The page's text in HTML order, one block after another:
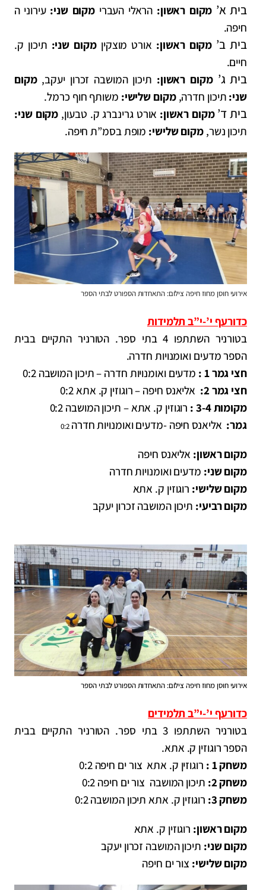
בית א’ מקום ראשון: הראלי העברי מקום שני: עירוני ה
חיפה.
בית ב’ מקום ראשון: אורט מוצקיןמקום שני: תיכון ק.
חיים.
בית ג’מקום ראשון: תיכון המושבה זכרון יעקב,מקום
שני: תיכון חדרה,מקום שלישי: משותף חוף כרמל.
בית ד’מקום ראשון: אורט גרינברג ק. טבעון, מקום שני:
תיכון נשר, מקום שלישי: מופת בסמ”ת חיפה.
אירועי חוסן מחוז חיפה צילום: התאחדות הספורט לבתי הספר
כדורעף י’-י”ב תלמידות
בטורניר השתתפו 4 בתי ספר. הטורניר התקיים בבית
הספר מדעים ואומנויות חדרה.
חצי גמר 1 :
מדעים ואומנויות חדרה – תיכון המושבה 0:2
חצי גמר 2:
אליאנס חיפה – רוגוזין ק. אתא 0:2
מקומות 3-4 :
רוגוזין ק. אתא – תיכון המושבה 0:2
גמר: אליאנס חיפה -מדעים ואומנויות חדרה 0:2
מקום ראשון: אליאנס חיפה
מקום שני: מדעים ואומנויות חדרה
מקום שלישי: רוגוזין ק. אתא
מקום רביעי: תיכון המושבה זכרון יעקב
אירועי חוסן מחוז חיפה צילום: התאחדות הספורט לבתי הספר
כדורעף י’-י”ב תלמידים
בטורניר השתתפו 3 בתי ספר. הטורניר התקיים בבית
הספר רוגוזין ק. אתא.
משחק 1 :
רוגוזין ק. אתא צור ים חיפה 0:2
משחק 2:
תיכון המושבה צור ים חיפה 0:2
משחק 3:
רוגוזין ק. אתא תיכון המושבה 0:2
מקום ראשון: רוגוזין ק. אתא
מקום שני: תיכון המושבה זכרון יעקב
מקום שלישי: צור ים חיפה